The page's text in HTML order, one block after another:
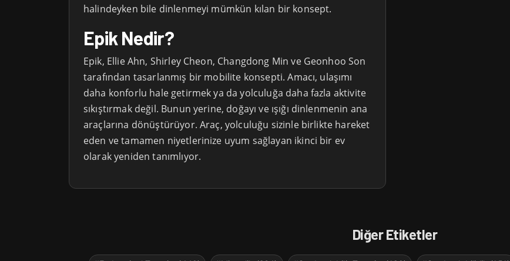
halindeyken bile dinlenmeyi mümkün kılan bir konsept.
Epik Nedir?
Epik, Ellie Ahn, Shirley Cheon, Changdong Min ve Geonhoo Son
tarafından tasarlanmış bir mobilite konsepti. Amacı, ulaşımı
daha konforlu hale getirmek ya da yolculuğa daha fazla aktivite
sıkıştırmak değil. Bunun yerine, doğayı ve ışığı dinlenmenin ana
araçlarına dönüştürüyor. Araç, yolculuğu sizinle birlikte hareket
eden ve tamamen niyetlerinize uyum sağlayan ikinci bir ev
olarak yeniden tanımlıyor.
Diğer Etiketler